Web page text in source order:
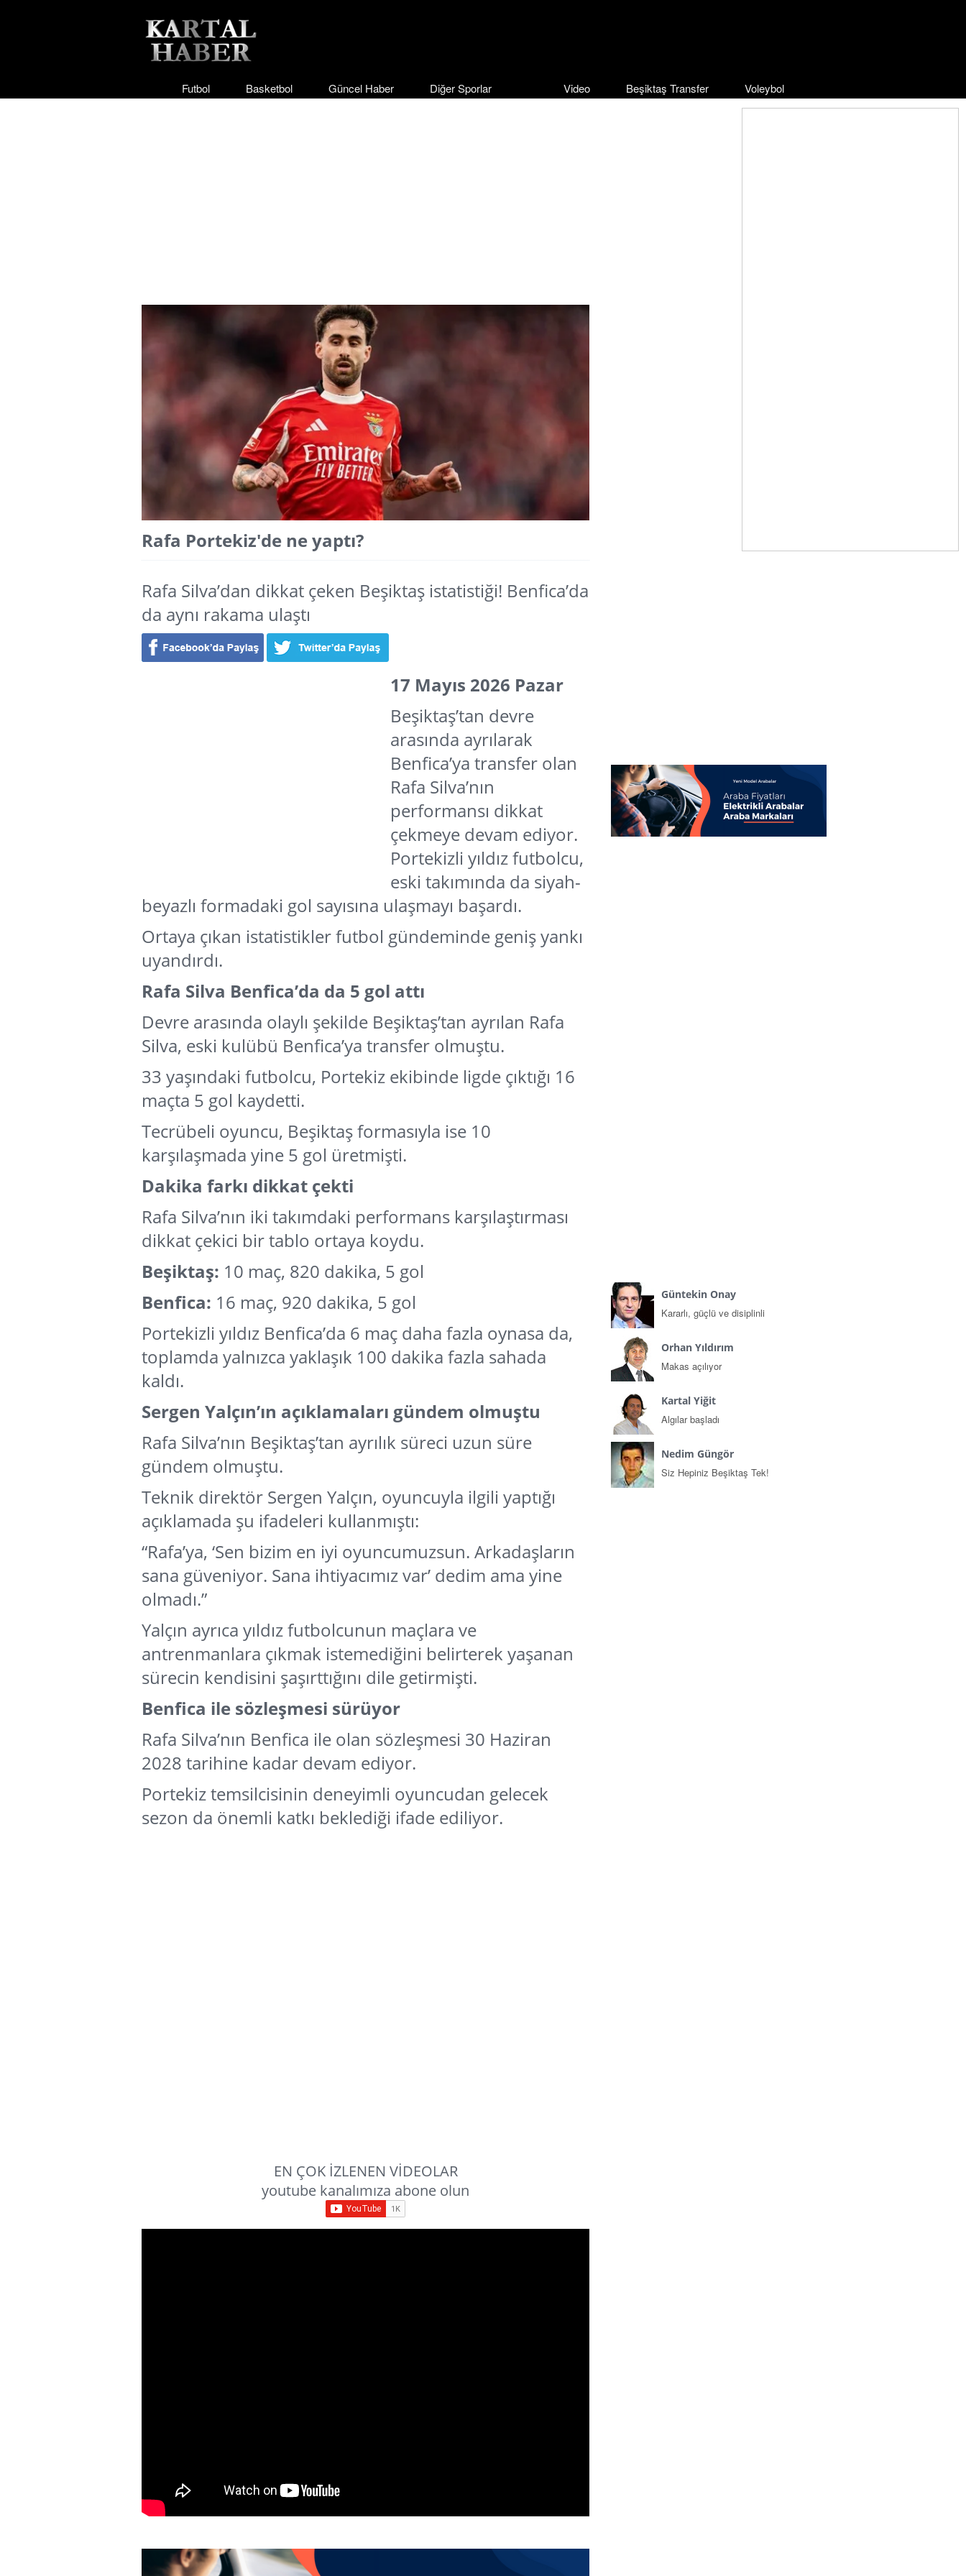
Futbol Basketbol Güncel Haber Diğer Sporlar Video Beşiktaş Transfer Voleybol
Rafa Portekiz'de ne yaptı?
Rafa Silva’dan dikkat çeken Beşiktaş istatistiği! Benfica’da
da aynı rakama ulaştı
17 Mayıs 2026 Pazar
Beşiktaş’tan devre
arasında ayrılarak
Benfica’ya transfer olan
Rafa Silva’nın
performansı dikkat
çekmeye devam ediyor.
Portekizli yıldız futbolcu,
eski takımında da siyah-
beyazlı formadaki gol sayısına ulaşmayı başardı.
Ortaya çıkan istatistikler futbol gündeminde geniş yankı
uyandırdı.
Rafa Silva Benfica’da da 5 gol attı
Devre arasında olaylı şekilde Beşiktaş’tan ayrılan Rafa
Silva, eski kulübü Benfica’ya transfer olmuştu.
33 yaşındaki futbolcu, Portekiz ekibinde ligde çıktığı 16
maçta 5 gol kaydetti.
Tecrübeli oyuncu, Beşiktaş formasıyla ise 10
karşılaşmada yine 5 gol üretmişti.
Dakika farkı dikkat çekti
Rafa Silva’nın iki takımdaki performans karşılaştırması
dikkat çekici bir tablo ortaya koydu.
Beşiktaş: 10 maç, 820 dakika, 5 gol
Benfica: 16 maç, 920 dakika, 5 gol
Portekizli yıldız Benfica’da 6 maç daha fazla oynasa da,
toplamda yalnızca yaklaşık 100 dakika fazla sahada
kaldı.
Sergen Yalçın’ın açıklamaları gündem olmuştu
Rafa Silva’nın Beşiktaş’tan ayrılık süreci uzun süre
gündem olmuştu.
Teknik direktör Sergen Yalçın, oyuncuyla ilgili yaptığı
açıklamada şu ifadeleri kullanmıştı:
“Rafa’ya, ‘Sen bizim en iyi oyuncumuzsun. Arkadaşların
sana güveniyor. Sana ihtiyacımız var’ dedim ama yine
olmadı.”
Yalçın ayrıca yıldız futbolcunun maçlara ve
antrenmanlara çıkmak istemediğini belirterek yaşanan
sürecin kendisini şaşırttığını dile getirmişti.
Benfica ile sözleşmesi sürüyor
Rafa Silva’nın Benfica ile olan sözleşmesi 30 Haziran
2028 tarihine kadar devam ediyor.
Portekiz temsilcisinin deneyimli oyuncudan gelecek
sezon da önemli katkı beklediği ifade ediliyor.
EN ÇOK İZLENEN VİDEOLAR
youtube kanalımıza abone olun
Güntekin Onay
Kararlı, güçlü ve disiplinli
Orhan Yıldırım
Makas açılıyor
Kartal Yiğit
Algılar başladı
Nedim Güngör
Siz Hepiniz Beşiktaş Tek!